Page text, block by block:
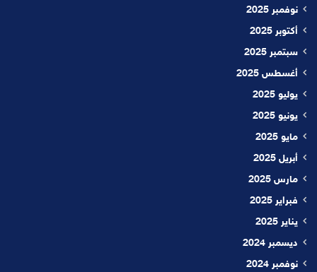
نوفمبر 2025
أكتوبر 2025
سبتمبر 2025
أغسطس 2025
يوليو 2025
يونيو 2025
مايو 2025
أبريل 2025
مارس 2025
فبراير 2025
يناير 2025
ديسمبر 2024
نوفمبر 2024